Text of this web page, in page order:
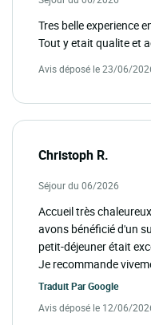
Tres belle experience
Tout y etait qualite et
Avis déposé le 23/06/
Christoph R.
Séjour du 06/2026
Accueil très
avons bénéficié d'un
petit-déjeuner était
Je recommande
Traduit ParGoogle
Avis déposé le 12/06/